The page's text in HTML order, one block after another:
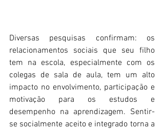
Diversas pesquisas confirmam: os
relacionamentos sociais que seu filho
tem na escola, especialmente com os
colegas de sala de aula, tem um alto
impacto no envolvimento, participação e
motivação para os estudos e
desempenho na aprendizagem. Sentir-
se socialmente aceito e integrado torna a